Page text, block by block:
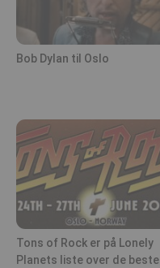
Bob Dylan til Oslo
Tons of Rock er på Lonely
Planets liste over de